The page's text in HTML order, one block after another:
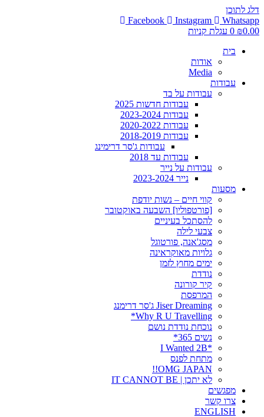
דלג לתוכן
Facebook
Instagram
Whatsapp
₪0.00
0 עגלת קניות
בית
אודות
Media
עבודות
עבודות על בד
עבודות חדשות 2025
עבודות 2023-2024
עבודות 2020-2022
עבודות 2018-2019
עבודות ג'סר דרימינג
עבודות עד 2018
עבודות על נייר
נייר 2023-2024
מסעות
קווי חיים – נשות יודפת
[פורטפוליו] השבעה באוקטובר
להסתכל בעיניים
צבעי לילה
מסג'אנה, פורטוגל
גלויות מאוקראינה
ימים מחוץ לזמן
נודדת
קיר קורונה
המרפסת
Jiser Dreaming ג'סר דרימנג
Why R U Travelling*
נוכחת נודדת נושם
נשים 365*
*I Wanted 2B
מתחת לפנס
OMG JAPAN!!
לא יתכן | IT CANNOT BE
מפגשים
צרו קשר
ENGLISH